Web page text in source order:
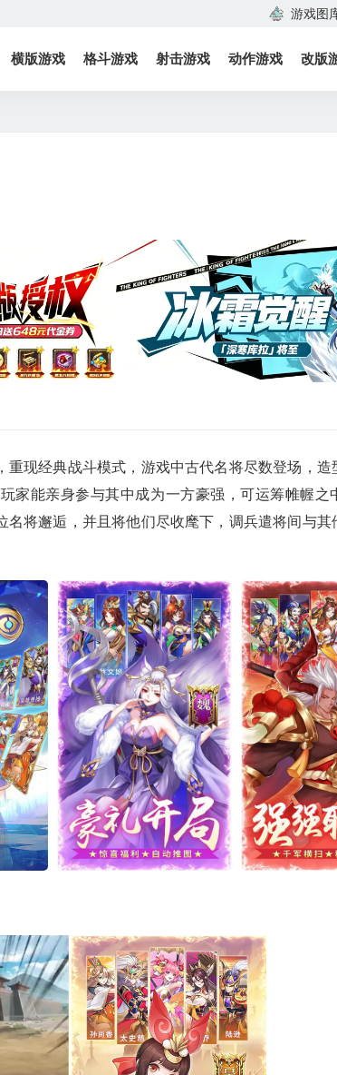
游戏图
横版游戏 格斗游戏 射击游戏 动作游戏 改版
现经典战斗模式，游戏中古代名将尽数登场，造
家能亲身参与其中成为一方豪强，可运筹帷幄之
将邂逅，并且将他们尽收麾下，调兵遣将间与其